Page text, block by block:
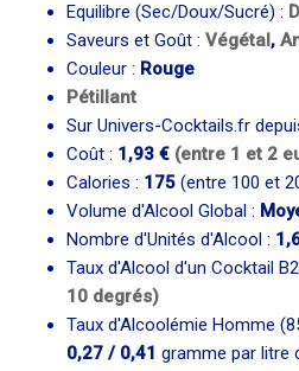
Equilibre (Sec/Doux/Sucré) :
Saveurs et Goût : Végétal,
Couleur : Rouge
Pétillant
Sur Univers-Cocktails.fr
Coût : 1,93 € (entre 1 et 2
Calories : 175 (entre 100 et
Volume d'Alcool Global :
Nombre d'Unités d'Alcool :
Taux d'Alcool d'un Cocktail
10 degrés)
Taux d'Alcoolémie Homme
0,27 / 0,41 gramme par litre